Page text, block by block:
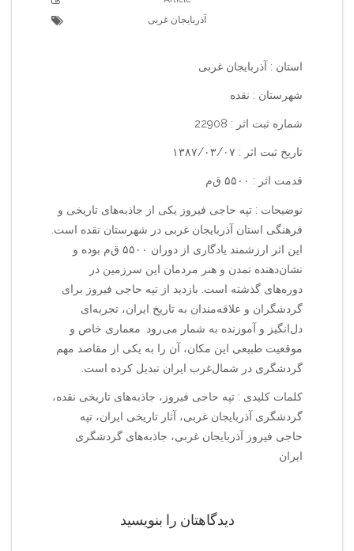
آذربایجان غربی
استان : آذربایجان غربی
شهرستان : نقده
شماره ثبت اثر : 22908
تاریخ ثبت اثر : ۱۳۸۷/۰۳/۰۷
قدمت اثر : ۵۵۰۰ ق‌م‌
نوضیحات : تپه حاجی فیروز یکی از جاذبه‌های تاریخی و
فرهنگی استان آذربایجان غربی در شهرستان نقده است.
این اثر ارزشمند یادگاری از دوران ۵۵۰۰ ق‌م‌ بوده و
نشان‌دهنده تمدن و هنر مردمان این سرزمین در
دوره‌های گذشته است. بازدید از تپه حاجی فیروز برای
گردشگران و علاقه‌مندان به تاریخ ایران، تجربه‌ای
دل‌انگیز و آموزنده به شمار می‌رود. معماری خاص و
موقعیت طبیعی این مکان، آن را به یکی از مقاصد مهم
گردشگری در شمال‌غرب ایران تبدیل کرده است.
کلمات کلیدی : تپه حاجی فیروز، جاذبه‌های تاریخی نقده،
گردشگری آذربایجان غربی، آثار تاریخی ایران، تپه
حاجی فیروز آذربایجان غربی، جاذبه‌های گردشگری
ایران
دیدگاهتان را بنویسید